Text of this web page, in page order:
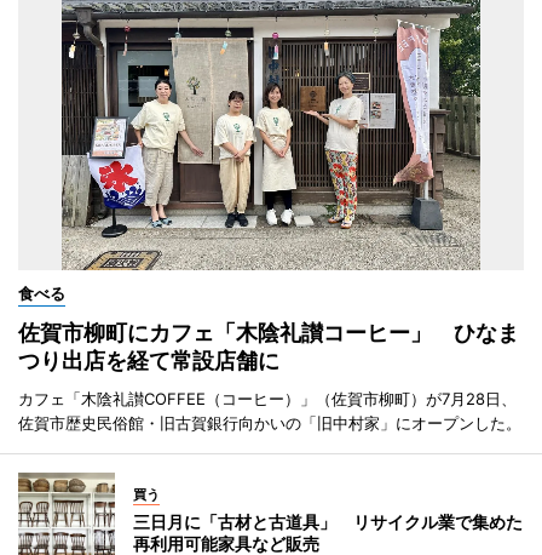
食べる
佐賀市柳町にカフェ「木陰礼讃コーヒー」 ひなま
つり出店を経て常設店舗に
カフェ「木陰礼讃COFFEE（コーヒー）」（佐賀市柳町）が7月28日、
佐賀市歴史民俗館・旧古賀銀行向かいの「旧中村家」にオープンした。
買う
三日月に「古材と古道具」 リサイクル業で集めた
再利用可能家具など販売